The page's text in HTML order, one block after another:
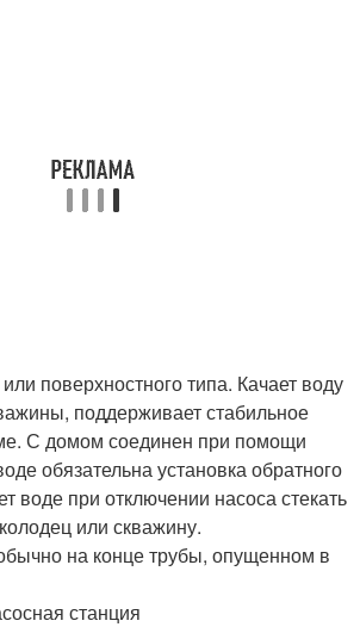
поверхностного типа. Качает воду
поддерживает стабильное
С домом соединен при помощи
обязательна установка обратного
воде при отключении насоса стекать
или скважину.
на конце трубы, опущенном в
станция